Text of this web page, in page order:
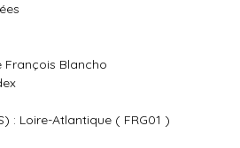
François Blancho
: Loire-Atlantique ( FRG01 )